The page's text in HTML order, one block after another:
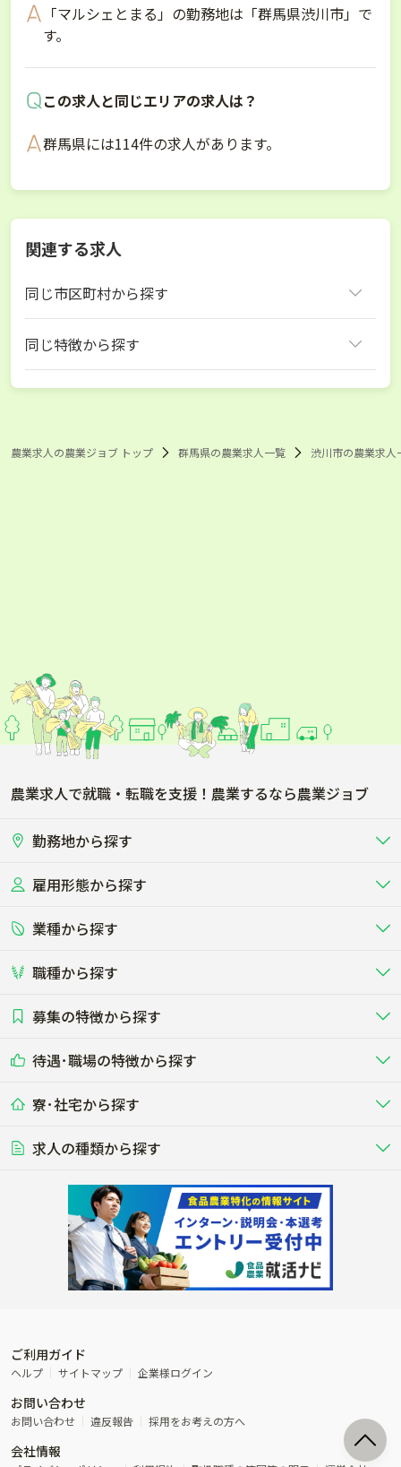
「マルシェとまる」の勤務地は「群馬県渋川市」で
す。
この求人と同じエリアの求人は？
群馬県には114件の求人があります。
関連する求人
同じ市区町村から探す
同じ特徴から探す
農業求人の農業ジョブ トップ 群馬県の農業求人一覧 渋川市の農業求人
農業求人で就職・転職を支援！農業するなら農業ジョブ
勤務地から探す
北海道
関東
東海
雇用形態から探す
正社員 バイト・アルバイト・パート
短期アルバイト
その他（独立・副業など）
業種から探す
畜産（酪農･肉牛･養豚･養鶏など）
酪農
する牧場
養豚
る養豚場
レースで活躍する馬の手入れや子馬
その他畜産
その他動物の畜産業（羊、ウズラな
ど）
畑・圃場で野菜・穀物を生産 ビニールハウスで多様な野菜の生産
稲作
ビニールハウスで観賞用植物の栽
植物工場
環境制御された工場で野菜の生産管
理
農業資材･肥料
農場設備・肥料・飼料の生産・流
農業用の機械・機材の開発・販
流通･商社
農産物・農産品の物流・卸し・輸出
入
製造･加工･販売 福祉
その他農業関連企業
ネス
その他業種
木材の植林・伐採・加工、または
漁業･養殖
魚介類の採捕・養殖、または水産加
工場
職種から探す
農場･牧場･現場職
専門職（獣医師･人工授精師･
研究･開発 WEB･IT
その他職種
募集の特徴から探す
未経験歓迎
学歴不問
50代採用実績あり
AT免許OK
内定まで最短1週間 管理者･幹部採用
待遇･職場の特徴から探す
社会保険完備
食事補助あり
年間休日100日以上
経験者優遇 独立支援可能
寮･社宅から探す
単身寮あり
寮･社宅相談可
求人の種類から探す
転職おまかせ求人
ご利用ガイド
ヘルプ サイトマップ 企業様ログイン
お問い合わせ
お問い合わせ 違反報告 採用をお考えの方へ
会社情報